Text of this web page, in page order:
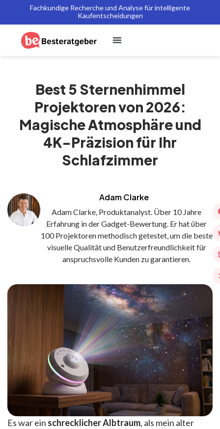
Fachkundige Recherche und Analyse für intelligente
Kaufentscheidungen
Best 5 Sternenhimmel
Projektoren von 2026:
Magische Atmosphäre und
4K-Präzision für Ihr
Schlafzimmer
Adam Clarke
Adam Clarke, Produktanalyst. Über 10 Jahre
Erfahrung in der Gadget-Bewertung. Er hat über
100 Projektoren methodisch getestet, um die beste
visuelle Qualität und Benutzerfreundlichkeit für
anspruchsvolle Kunden zu garantieren.
Es war ein schrecklicher Albtraum, als mein alter